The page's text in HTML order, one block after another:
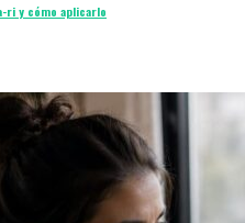
ri y cómo aplicarlo